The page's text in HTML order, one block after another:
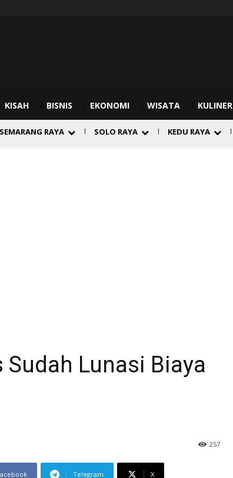
KISAH BISNIS EKONOMI WISATA KULINER
SEMARANG RAYA SOLO RAYA KEDU RAYA
Sudah Lunasi Biaya
257
Telegram X